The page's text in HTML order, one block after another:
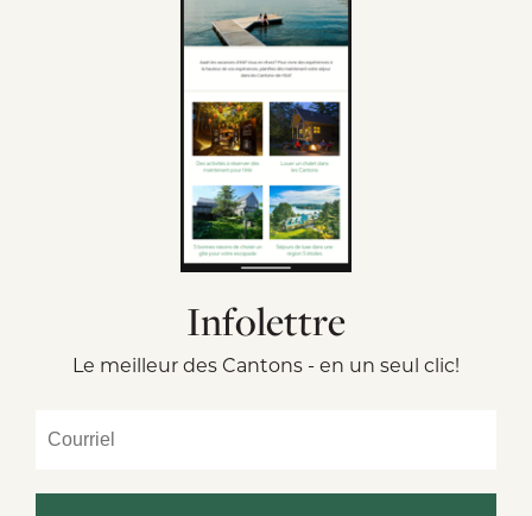
Infolettre
Le meilleur des Cantons - en un seul clic!